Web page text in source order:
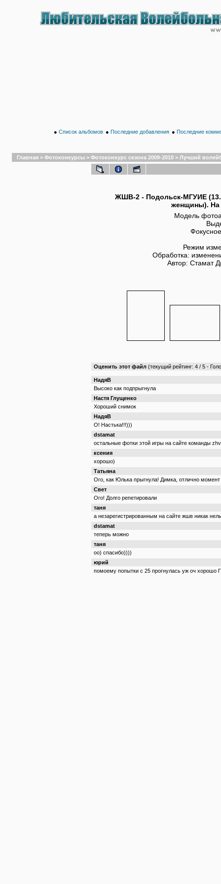
● Список альбомов ● Последние добавления ● Последние
Главная > Фотоконкурсы > Фотоконкурс сезона 2009-2010 > Лучший
ЖШВ-2 - Подольск-МГУИЕ
женщины). На
Модель
Режим
Обработка:
Автор: Стамат
Оценить этот файл (текущий рейтинг: 4 / 5 -
НадяВ
Высоко как подпрыгнула
Настя Глущенко
Хороший снимок
НадяВ
О! Настька!!!)))
dstamat
остальные фотки этой игры на сайте команды
ксения
хорошо)
Татьяна
Ого, как Юлька прыгнула! Димка, отлично
Свет
Ого! Долго репетировали
таня
а незарегистрированным на сайте жшв никак
dstamat
теперь можно
таня
оо) спасибо))))
юрий
помоему попытки с 25 прогнулась уж оч хорошо